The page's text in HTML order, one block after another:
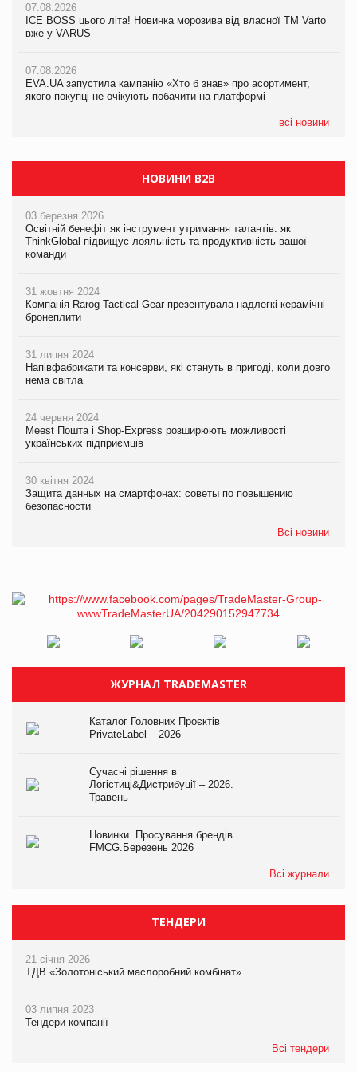
07.08.2026
ICE BOSS цього літа! Новинка морозива від власної ТМ Varto
вже у VARUS
07.08.2026
EVA.UA запустила кампанію «Хто б знав» про асортимент,
якого покупці не очікують побачити на платформі
всі новини
07.08.2026
ICE BOSS цього літа! Новинка морозива від власної ТМ Varto
вже у VARUS
07.08.2026
EVA.UA запустила кампанію «Хто б знав» про асортимент,
якого покупці не очікують побачити на платформі
Продажі Hugo Boss впали на 9%
НОВИНИ B2B
03 березня 2026
Освітній бенефіт як інструмент утримання талантів: як
ThinkGlobal підвищує лояльність та продуктивність вашої
команди
31 жовтня 2024
Компанія Rarog Tactical Gear презентувала надлегкі керамічні
бронеплити
31 липня 2024
Напівфабрикати та консерви, які стануть в пригоді, коли довго
нема світла
24 червня 2024
Meest Пошта і Shop-Express розширюють можливості
українських підприємців
30 квітня 2024
Защита данных на смартфонах: советы по повышению
безопасности
Всі новини
ЖУРНАЛ TRADEMASTER
Каталог Головних Проєктів
PrivateLabel – 2026
Сучасні рішення в
Логістиці&Дистрибуції – 2026.
Травень
Новинки. Просування брендів
FMCG.Березень 2026
Всі журнали
ТЕНДЕРИ
21 січня 2026
ТДВ «Золотоніський маслоробний комбінат»
03 липня 2023
Тендери компанії
Всі тендери